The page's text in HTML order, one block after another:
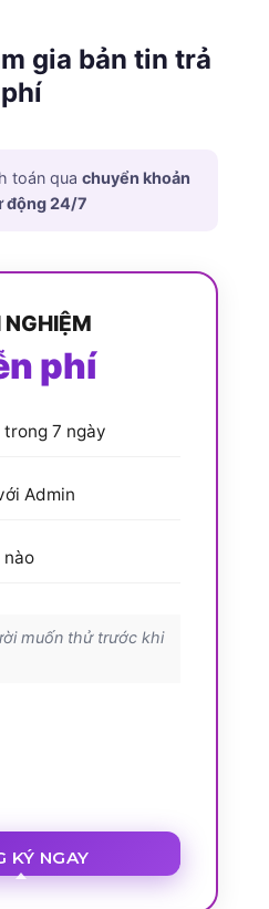
gia bản tin trả
phí
toán qua chuyển khoản
động 24/7
phí
7 ngày
Admin
nào
muốn thử trước khi
KÝ NGAY